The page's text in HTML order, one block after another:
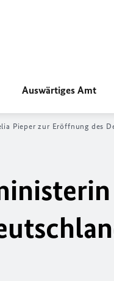
Auswärtiges Amt
Pieper zur Eröffnung des